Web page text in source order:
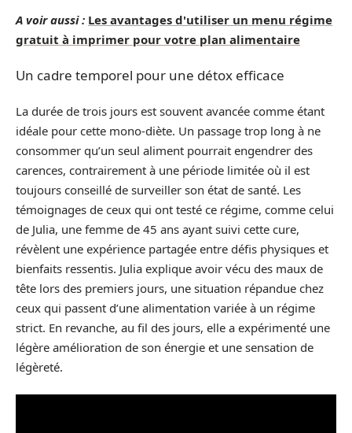
A voir aussi : Les avantages d'utiliser un menu régime
gratuit à imprimer pour votre plan alimentaire
Un cadre temporel pour une détox efficace
La durée de trois jours est souvent avancée comme étant
idéale pour cette mono-diète. Un passage trop long à ne
consommer qu’un seul aliment pourrait engendrer des
carences, contrairement à une période limitée où il est
toujours conseillé de surveiller son état de santé. Les
témoignages de ceux qui ont testé ce régime, comme celui
de Julia, une femme de 45 ans ayant suivi cette cure,
révèlent une expérience partagée entre défis physiques et
bienfaits ressentis. Julia explique avoir vécu des maux de
tête lors des premiers jours, une situation répandue chez
ceux qui passent d’une alimentation variée à un régime
strict. En revanche, au fil des jours, elle a expérimenté une
légère amélioration de son énergie et une sensation de
légèreté.